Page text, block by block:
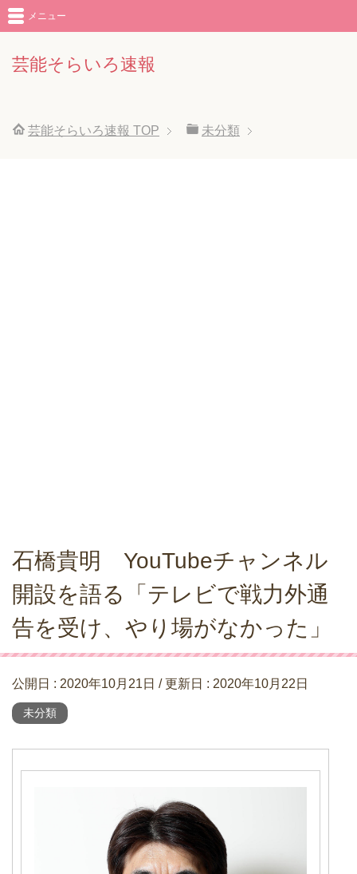
芸能そらいろ速報
メニュー
芸能そらいろ速報 TOP 未分類
石橋貴明 YouTubeチャンネル
開設を語る「テレビで戦力外通
告を受け、やり場がなかった」
公開日 : 2020年10月21日 / 更新日 : 2020年10月22日
未分類